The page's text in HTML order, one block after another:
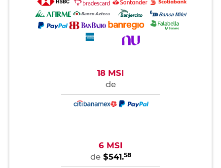
18 MSI
de
6 MSI
de $541.58